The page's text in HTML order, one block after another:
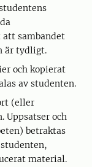
sambandet
är tydligt.
och kopierat
av studenten.
(eller
Uppsatser och
betraktas
material.